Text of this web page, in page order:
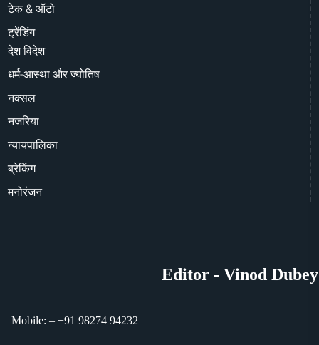
टेक & ऑटो
ट्रेंडिंग
देश विदेश
धर्म-आस्था और ज्योतिष
नक्सल
नजरिया
न्यायपालिका
ब्रेकिंग
मनोरंजन
Editor - Vinod Dubey
Mobile: – +91 98274 94232